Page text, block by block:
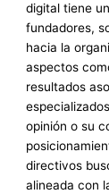
digital tiene
fundadores,
hacia la
aspectos
resultados
opinión o su
directivos
alineada con